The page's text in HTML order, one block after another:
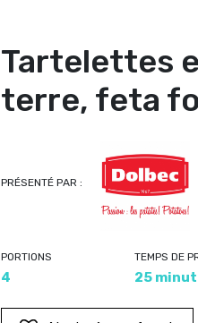
Tartelettes
terre, feta
PRÉSENTÉ PAR :
PORTIONS
4
TEMPS DE
25